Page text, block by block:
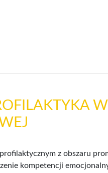
W
z obszaru
kompetencji